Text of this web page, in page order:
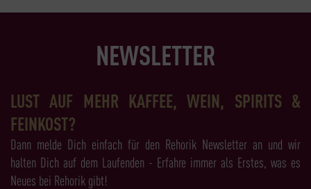
NEWSLETTER
LUST AUF MEHR KAFFEE, WEIN, SPIRITS &
FEINKOST?
Dann melde Dich einfach für den Rehorik Newsletter an und wir
halten Dich auf dem Laufenden - Erfahre immer als Erstes, was es
Neues bei Rehorik gibt!